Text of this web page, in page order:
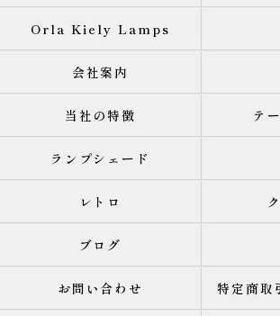
Orla Kiely Lamps
会社案内
当社の特徴 テ
ランプシェード
レトロ
ブログ
お問い合わせ 特定商取